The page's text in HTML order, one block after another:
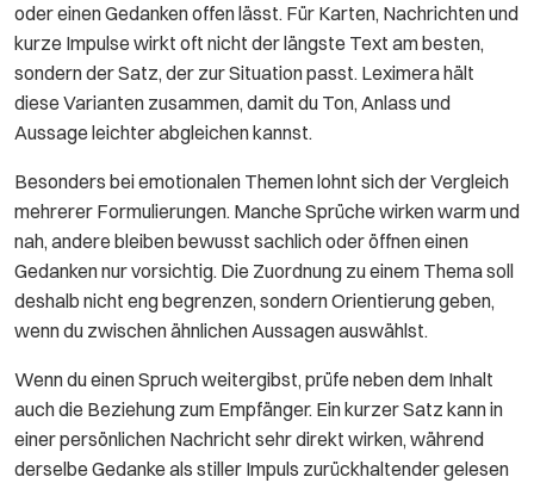
oder einen Gedanken offen lässt. Für Karten, Nachrichten und
kurze Impulse wirkt oft nicht der längste Text am besten,
sondern der Satz, der zur Situation passt. Leximera hält
diese Varianten zusammen, damit du Ton, Anlass und
Aussage leichter abgleichen kannst.
Besonders bei emotionalen Themen lohnt sich der Vergleich
mehrerer Formulierungen. Manche Sprüche wirken warm und
nah, andere bleiben bewusst sachlich oder öffnen einen
Gedanken nur vorsichtig. Die Zuordnung zu einem Thema soll
deshalb nicht eng begrenzen, sondern Orientierung geben,
wenn du zwischen ähnlichen Aussagen auswählst.
Wenn du einen Spruch weitergibst, prüfe neben dem Inhalt
auch die Beziehung zum Empfänger. Ein kurzer Satz kann in
einer persönlichen Nachricht sehr direkt wirken, während
derselbe Gedanke als stiller Impuls zurückhaltender gelesen